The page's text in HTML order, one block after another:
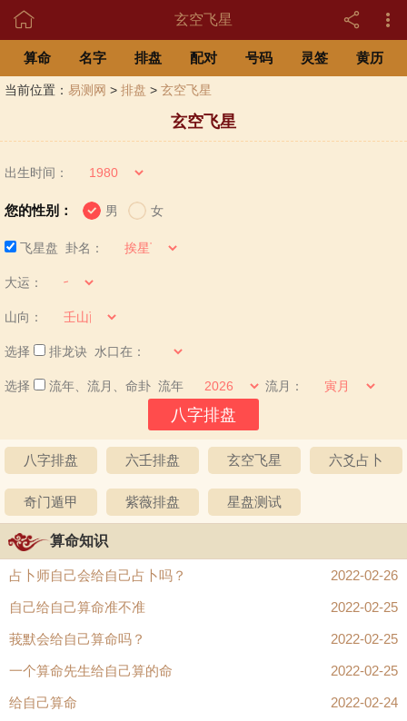
 玄空飞星
算命 名字 排盘 配对 号码 灵签 黄历
当前位置： 易测网 > 排盘 > 玄空飞星
玄空飞星
出生时间：
您的性别： 男 女
飞星盘 卦名：
大运：
山向：
选择 排龙诀 水口在：
选择 流年、流月、命卦 流年 流月：
八字排盘 六壬排盘 玄空飞星 六爻占卜
奇门遁甲 紫薇排盘 星盘测试
算命知识
占卜师自己会给自己占卜吗？ 2022-02-26
自己给自己算命准不准 2022-02-25
莪默会给自己算命吗？ 2022-02-25
一个算命先生给自己算的命 2022-02-25
给自己算命 2022-02-24